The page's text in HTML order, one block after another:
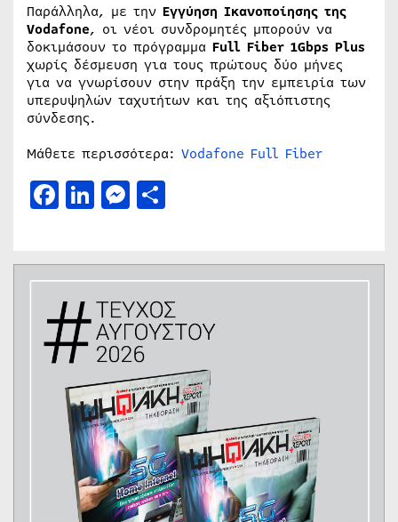
Παράλληλα, με την Εγγύηση Ικανοποίησης της
Vodafone, οι νέοι συνδρομητές μπορούν να
δοκιμάσουν το πρόγραμμα Full Fiber 1Gbps Plus
χωρίς δέσμευση για τους πρώτους δύο μήνες
για να γνωρίσουν στην πράξη την εμπειρία των
υπερυψηλών ταχυτήτων και της αξιόπιστης
σύνδεσης.
Μάθετε περισσότερα: Vodafone Full Fiber
Facebook
LinkedIn
Messenger